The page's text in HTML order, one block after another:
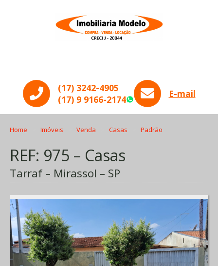
(17) 3242-4905
(17) 9 9166-2174
WhatsApp
E-mail
Home Imóveis Venda Casas Padrão
REF: 975 – Casas
Tarraf – Mirassol – SP